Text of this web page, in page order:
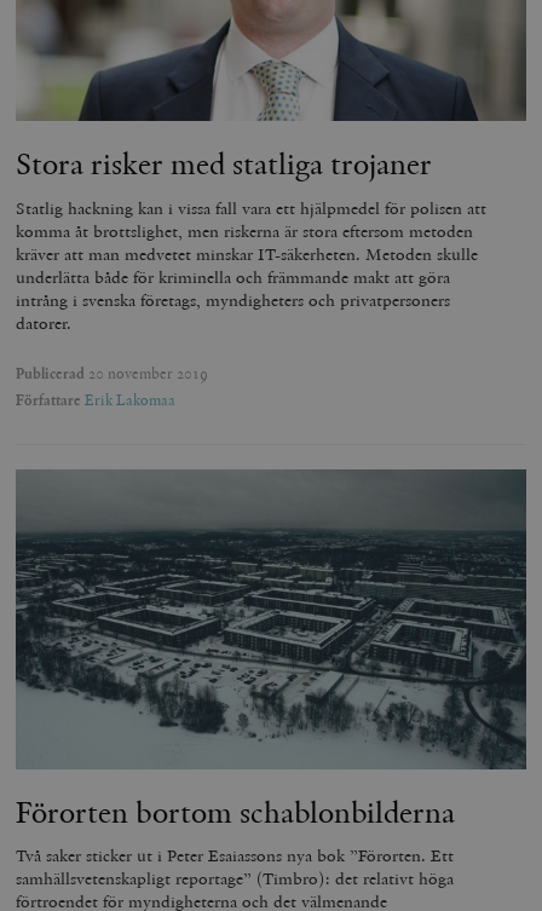
Stora risker med statliga trojaner
Statlig hackning kan i vissa fall vara ett hjälpmedel för polisen att
komma åt brottslighet, men riskerna är stora eftersom metoden
kräver att man medvetet minskar IT-säkerheten. Metoden skulle
underlätta både för kriminella och främmande makt att göra
intrång i svenska företags, myndigheters och privatpersoners
datorer.
Publicerad 20 november 2019
Författare Erik Lakomaa
Förorten bortom schablonbilderna
Två saker sticker ut i Peter Esaiassons nya bok ”Förorten. Ett
samhällsvetenskapligt reportage” (Timbro): det relativt höga
förtroendet för myndigheterna och det välmenande